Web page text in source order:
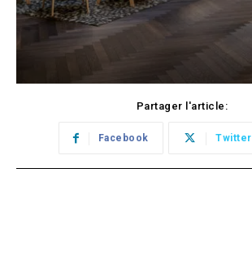
Partager l'article:
Facebook Twitter